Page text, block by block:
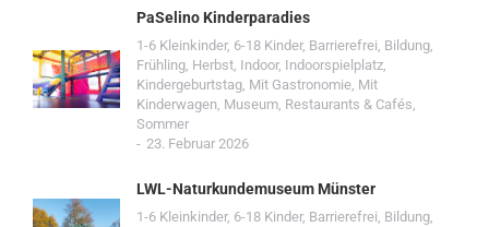
PaSelino Kinderparadies
1-6 Kleinkinder, 6-18 Kinder, Barrierefrei, Bildung,
Frühling, Herbst, Indoor, Indoorspielplatz,
Kindergeburtstag, Mit Gastronomie, Mit
Kinderwagen, Museum, Restaurants & Cafés,
Sommer
23. Februar 2026
LWL-Naturkundemuseum Münster
1-6 Kleinkinder, 6-18 Kinder, Barrierefrei, Bildung,